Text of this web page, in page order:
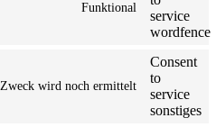
Funktional
service
wordfence
Zweck wird noch ermittelt
Consent
to
service
sonstiges